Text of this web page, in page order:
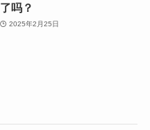
了吗？
2025年2月25日